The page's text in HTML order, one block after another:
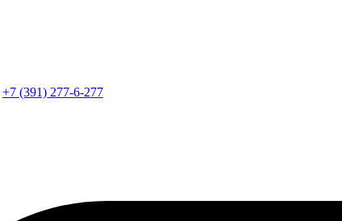
+7 (391) 277-6-277